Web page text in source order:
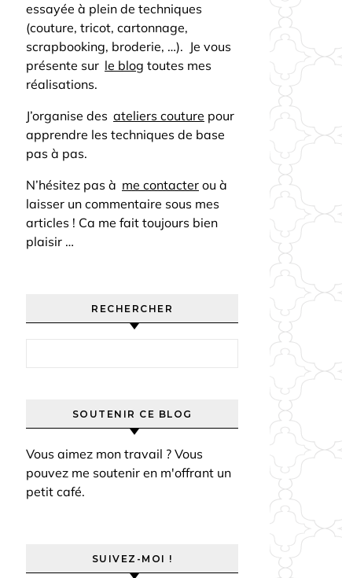
essayée à plein de techniques
(couture, tricot, cartonnage,
scrapbooking, broderie, …). Je vous
présente sur le blog toutes mes
réalisations.
J’organise des ateliers couture pour
apprendre les techniques de base
pas à pas.
N’hésitez pas à me contacter ou à
laisser un commentaire sous mes
articles ! Ca me fait toujours bien
plaisir …
RECHERCHER
SOUTENIR CE BLOG
Vous aimez mon travail ? Vous
pouvez me soutenir en m'offrant un
petit café.
SUIVEZ-MOI !